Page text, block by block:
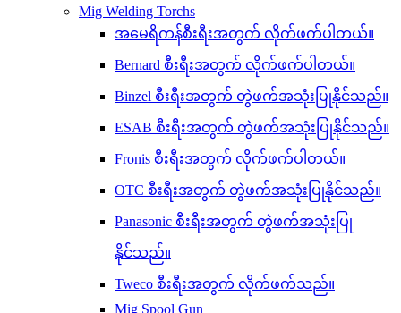
Mig Welding Torchs
အမေရိကန်စီးရီးအတွက် လိုက်ဖက်ပါတယ်။
Bernard စီးရီးအတွက် လိုက်ဖက်ပါတယ်။
Binzel စီးရီးအတွက် တွဲဖက်အသုံးပြုနိုင်သည်။
ESAB စီးရီးအတွက် တွဲဖက်အသုံးပြုနိုင်သည်။
Fronis စီးရီးအတွက် လိုက်ဖက်ပါတယ်။
OTC စီးရီးအတွက် တွဲဖက်အသုံးပြုနိုင်သည်။
Panasonic စီးရီးအတွက် တွဲဖက်အသုံးပြု
နိုင်သည်။
Tweco စီးရီးအတွက် လိုက်ဖက်သည်။
Mig Spool Gun